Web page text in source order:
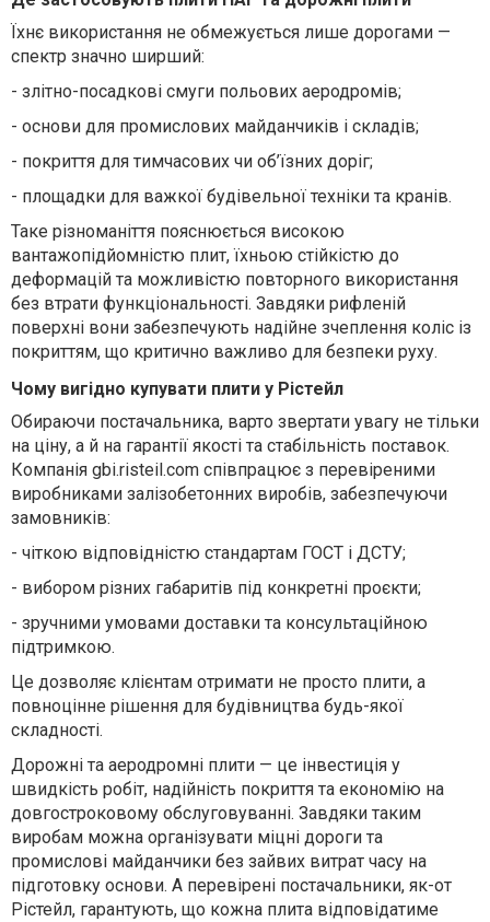
Їхнє використання не обмежується лише дорогами —
спектр значно ширший:
- злітно-посадкові смуги польових аеродромів;
- основи для промислових майданчиків і складів;
- покриття для тимчасових чи об’їзних доріг;
- площадки для важкої будівельної техніки та кранів.
Таке різноманіття пояснюється високою
вантажопідйомністю плит, їхньою стійкістю до
деформацій та можливістю повторного використання
без втрати функціональності. Завдяки рифленій
поверхні вони забезпечують надійне зчеплення коліс із
покриттям, що критично важливо для безпеки руху.
Чому вигідно купувати плити у Рістейл
Обираючи постачальника, варто звертати увагу не тільки
на ціну, а й на гарантії якості та стабільність поставок.
Компанія gbi.risteil.com співпрацює з перевіреними
виробниками залізобетонних виробів, забезпечуючи
замовників:
- чіткою відповідністю стандартам ГОСТ і ДСТУ;
- вибором різних габаритів під конкретні проєкти;
- зручними умовами доставки та консультаційною
підтримкою.
Це дозволяє клієнтам отримати не просто плити, а
повноцінне рішення для будівництва будь-якої
складності.
Дорожні та аеродромні плити — це інвестиція у
швидкість робіт, надійність покриття та економію на
довгостроковому обслуговуванні. Завдяки таким
виробам можна організувати міцні дороги та
промислові майданчики без зайвих витрат часу на
підготовку основи. А перевірені постачальники, як-от
Рістейл, гарантують, що кожна плита відповідатиме